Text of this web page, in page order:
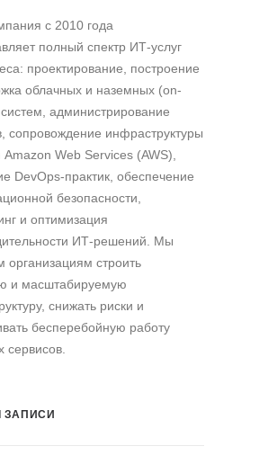
c 2010 года
полный спектр ИТ-услуг
проектирование, построение
облачных и наземных (on-
администрирование
сопровождение инфраструктуры
Amazon Web Services (AWS),
DevOps-практик, обеспечение
безопасности,
и оптимизация
ИТ-решений. Мы
организациям строить
и масштабируемую
снижать риски и
бесперебойную работу
сервисов.
ЗАПИСИ